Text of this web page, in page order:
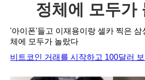
정체에 모두가
'아이폰'들고 이재용이랑 셀카 찍은 삼
체에 모두가 놀랐다
비트코인 거래를 시작하고 100달러